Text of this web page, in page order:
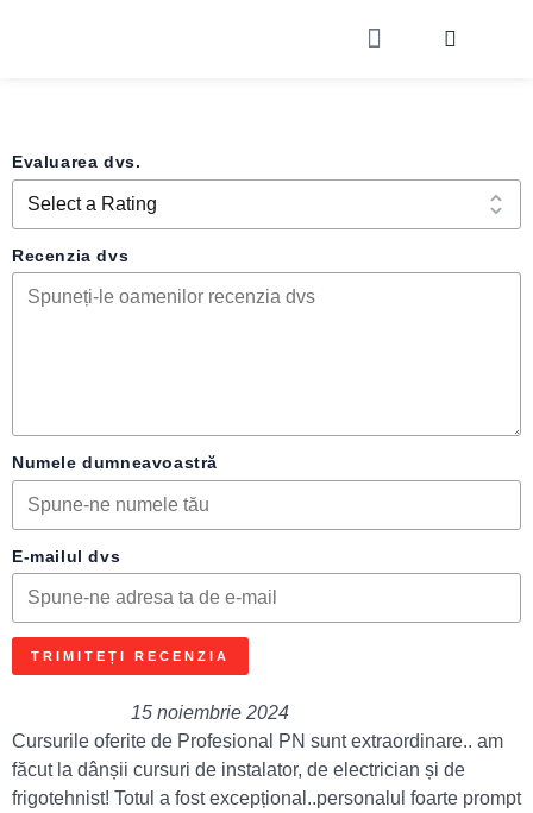
Evaluarea dvs.
Recenzia dvs
Numele dumneavoastră
E-mailul dvs
TRIMITEȚI RECENZIA
15 noiembrie 2024
Cursurile oferite de Profesional PN sunt extraordinare.. am
făcut la dânșii cursuri de instalator, de electrician și de
frigotehnist! Totul a fost excepțional..personalul foarte prompt